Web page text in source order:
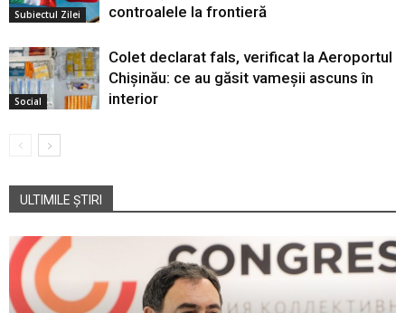
Subiectul Zilei
controalele la frontieră
Social
Colet declarat fals, verificat la Aeroportul
Chișinău: ce au găsit vameșii ascuns în
interior
ULTIMILE ȘTIRI